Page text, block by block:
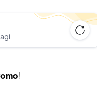
(Syarat & Ketentuan